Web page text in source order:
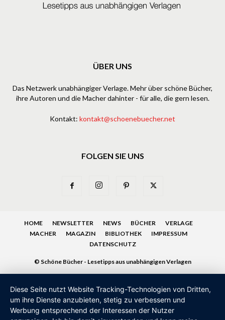
ÜBER UNS
Das Netzwerk unabhängiger Verlage. Mehr über schöne Bücher,
ihre Autoren und die Macher dahinter - für alle, die gern lesen.
Kontakt: kontakt@schoenebuecher.net
FOLGEN SIE UNS
HOME NEWSLETTER NEWS BÜCHER
VERLAGE
MACHER
MAGAZIN BIBLIOTHEK
IMPRESSUM
DATENSCHUTZ
© Schöne Bücher - Lesetipps aus unabhängigen Verlagen
Diese Seite nutzt Website Tracking-Technologien von Dritten,
um ihre Dienste anzubieten, stetig zu verbessern und
Werbung entsprechend der Interessen der Nutzer